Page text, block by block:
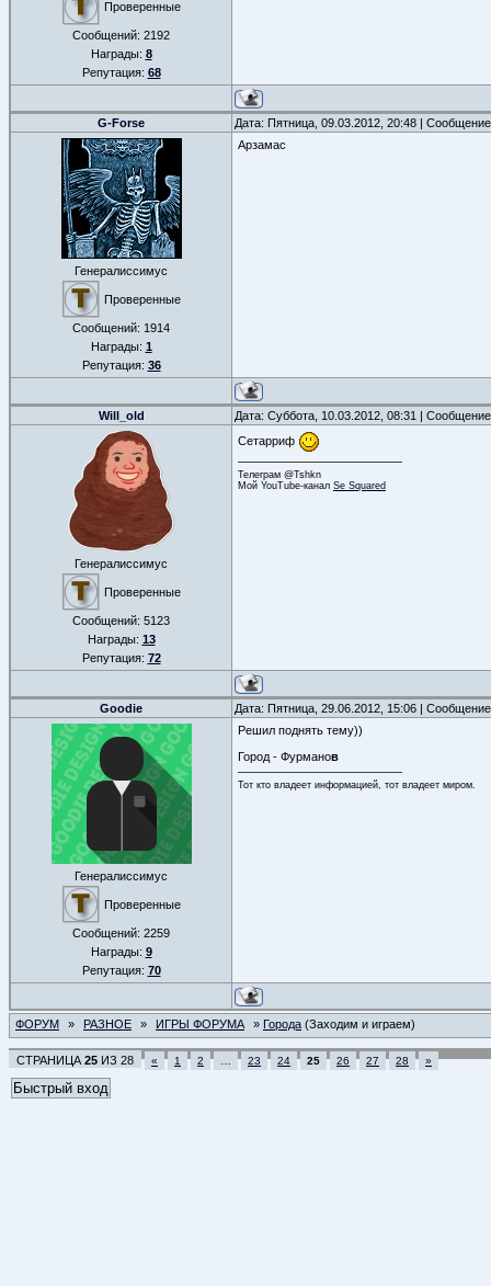
Проверенные
Сообщений: 2192
Награды: 8
Репутация: 68
G-Forse Дата: Пятница, 09.03.2012, 20:48 |
Генералиссимус
Проверенные
Сообщений: 1914
Награды: 1
Репутация: 36
Арзамас
Will_old Дата: Суббота, 10.03.2012, 08:31 |
Генералиссимус
Проверенные
Сообщений: 5123
Награды: 13
Репутация: 72
Сетарриф
Телеграм @Tshkn
Мой YouTube-канал Se Squared
Goodie Дата: Пятница, 29.06.2012, 15:06 |
Генералиссимус
Проверенные
Сообщений: 2259
Награды: 9
Репутация: 70
Решил поднять тему))
Город - Фурманов
Тот кто владеет информацией, тот владеет миром.
ФОРУМ » РАЗНОЕ » ИГРЫ ФОРУМА » Города (Заходим и играем)
СТРАНИЦА 25 ИЗ 28 « 1 2 23 24 25 26 27 28 »